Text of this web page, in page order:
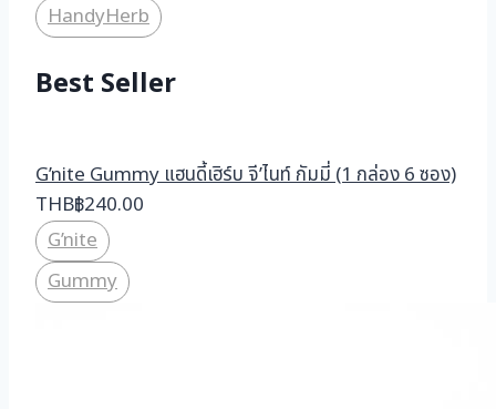
HandyHerb
Best Seller
G’nite Gummy แฮนดี้เฮิร์บ จี’ไนท์ กัมมี่ (1 กล่อง 6 ซอง)
THB฿240.00
G’nite
Gummy